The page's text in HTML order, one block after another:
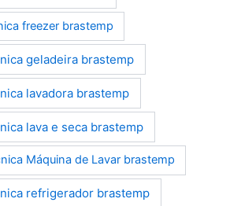
freezer brastemp
geladeira brastemp
lavadora brastemp
lava e seca brastemp
Máquina de Lavar brastemp
refrigerador brastemp